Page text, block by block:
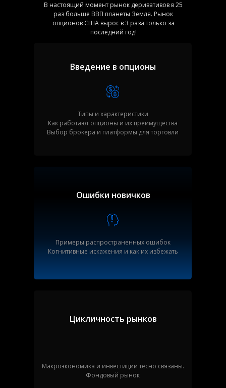
Цикличность рынков
Макроэкономика и инвестиции тесно связаны.
Фондовый рынок
Ошибки новичков
Примеры распространенных ошибок
Когнитивные искажения и как их избежать
Введение в опционы
Типы и характеристики
Как работают опционы и их преимущества
Выбор брокера и платформы для торговли
В настоящий момент рынок деривативов в 25
раз больше ВВП планеты Земля. Рынок
опционов США вырос в 3 раза только за
последний год!